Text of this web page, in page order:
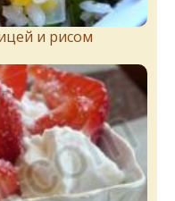
и рисом